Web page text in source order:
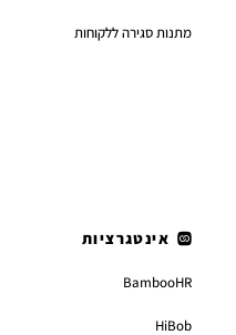
מתנות סגירה ללקוחות
אינטגרציות
BambooHR
HiBob